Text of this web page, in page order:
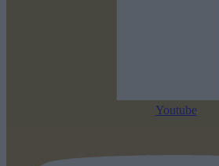
Youtube